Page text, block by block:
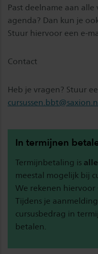
Past deelname aan
agenda? Dan kun je
Stuur hiervoor een e-
Contact
Heb je vragen? Stuur
In termijnen
Termijnbetaling is
meestal mogelijk bij
We rekenen hiervoor
Tijdens je
cursusbedrag in
betalen.